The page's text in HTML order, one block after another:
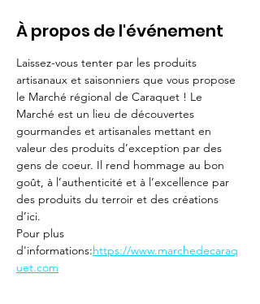
À propos de l'événement
Laissez-vous tenter par les produits
artisanaux et saisonniers que vous propose
le Marché régional de Caraquet ! Le
Marché est un lieu de découvertes
gourmandes et artisanales mettant en
valeur des produits d’exception par des
gens de coeur. Il rend hommage au bon
goût, à l’authenticité et à l’excellence par
des produits du terroir et des créations
d’ici.
Pour plus
d'informations:https://www.marchedecaraq
uet.com